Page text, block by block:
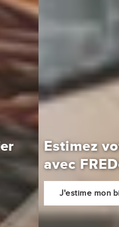
Estimez votre
avec
J'estime mon bien